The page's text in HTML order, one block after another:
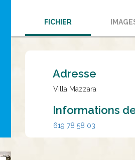
FICHIER
Adresse
Villa Mazzara
Informations
619 78 58 03